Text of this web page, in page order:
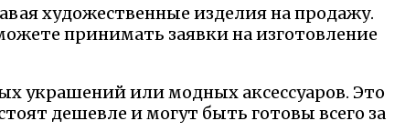
художественные изделия на продажу.
принимать заявки на изготовление
украшений или модных аксессуаров. Это
дешевле и могут быть готовы всего за